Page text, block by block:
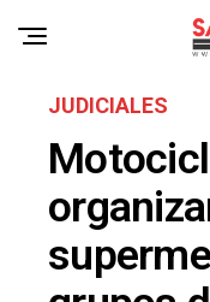
JUDICIALES